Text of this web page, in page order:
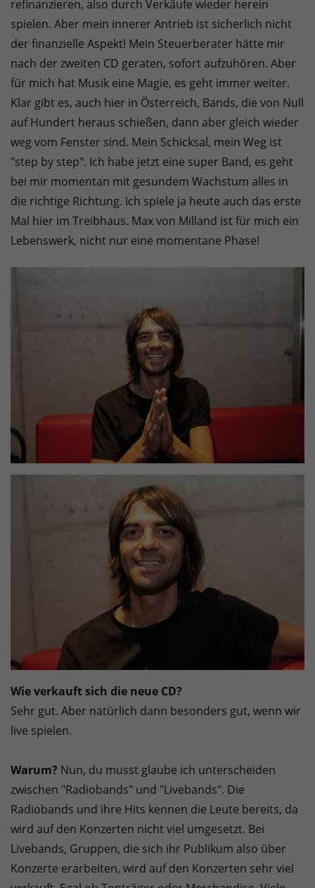
refinanzieren, also durch Verkäufe wieder herein
spielen. Aber mein innerer Antrieb ist sicherlich nicht
der finanzielle Aspekt! Mein Steuerberater hätte mir
nach der zweiten CD geraten, sofort aufzuhören. Aber
für mich hat Musik eine Magie, es geht immer weiter.
Klar gibt es, auch hier in Österreich, Bands, die von Null
auf Hundert heraus schießen, dann aber gleich wieder
weg vom Fenster sind. Mein Schicksal, mein Weg ist
"step by step". Ich habe jetzt eine super Band, es geht
bei mir momentan mit gesundem Wachstum alles in
die richtige Richtung. Ich spiele ja heute auch das erste
Mal hier im Treibhaus. Max von Milland ist für mich ein
Lebenswerk, nicht nur eine momentane Phase!
Wie verkauft sich die neue CD?
Sehr gut. Aber natürlich dann besonders gut, wenn wir
live spielen.
Warum? Nun, du musst glaube ich unterscheiden
zwischen "Radiobands" und "Livebands". Die
Radiobands und ihre Hits kennen die Leute bereits, da
wird auf den Konzerten nicht viel umgesetzt. Bei
Livebands, Gruppen, die sich ihr Publikum also über
Konzerte erarbeiten, wird auf den Konzerten sehr viel